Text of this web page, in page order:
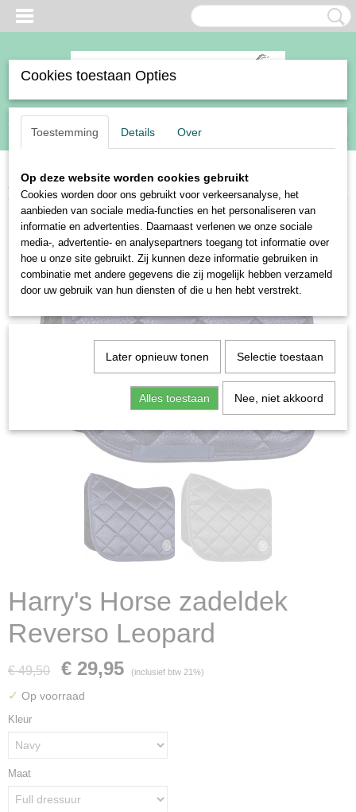
Inloggen Registreren
(0)
Home>Paard>Zadeldekjes> Harry's Horse zadeldek Reverso Leopard
Harry's Horse zadeldek
Reverso Leopard
€ 49,50 € 29,95 (inclusief btw 21%)
✓ Op voorraad
Kleur
Maat
Cookies toestaan Opties
Toestemming Details Over
Op deze website worden cookies gebruikt
Cookies worden door ons gebruikt voor verkeersanalyse, het
aanbieden van sociale media-functies en het personaliseren van
informatie en advertenties. Daarnaast verlenen we onze sociale
media-, advertentie- en analysepartners toegang tot informatie over
hoe u onze site gebruikt. Zij kunnen deze informatie gebruiken in
combinatie met andere gegevens die zij mogelijk hebben verzameld
door uw gebruik van hun diensten of die u hen hebt verstrekt.
Later opnieuw tonen Selectie toestaan
Alles toestaan Nee, niet akkoord